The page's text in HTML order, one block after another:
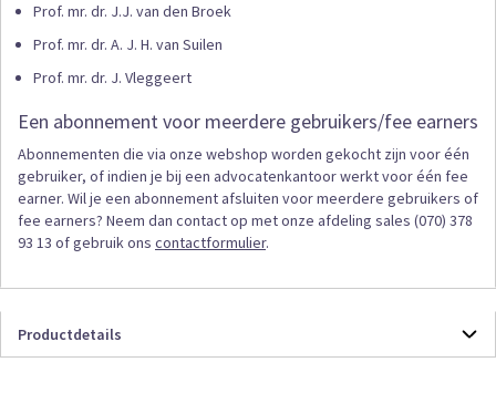
Prof. mr. dr. J.J. van den Broek
Prof. mr. dr. A. J. H. van Suilen
Prof. mr. dr. J. Vleggeert
Een abonnement voor meerdere gebruikers/fee earners
Abonnementen die via onze webshop worden gekocht zijn voor één
gebruiker, of indien je bij een advocatenkantoor werkt voor één fee
earner. Wil je een abonnement afsluiten voor meerdere gebruikers of
fee earners? Neem dan contact op met onze afdeling sales (070) 378
93 13 of gebruik ons contactformulier.
Productdetails